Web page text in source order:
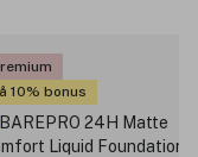
10% bonus